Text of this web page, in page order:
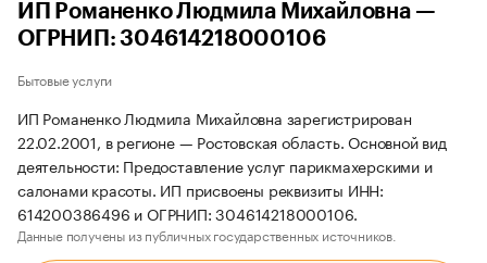
ИП Романенко Людмила Михайловна —
ОГРНИП: 304614218000106
Бытовые услуги
ИП Романенко Людмила Михайловна зарегистрирован
22.02.2001, в регионе — Ростовская область. Основной вид
деятельности: Предоставление услуг парикмахерскими и
салонами красоты. ИП присвоены реквизиты ИНН:
614200386496 и ОГРНИП: 304614218000106.
Данные получены из публичных государственных источников.